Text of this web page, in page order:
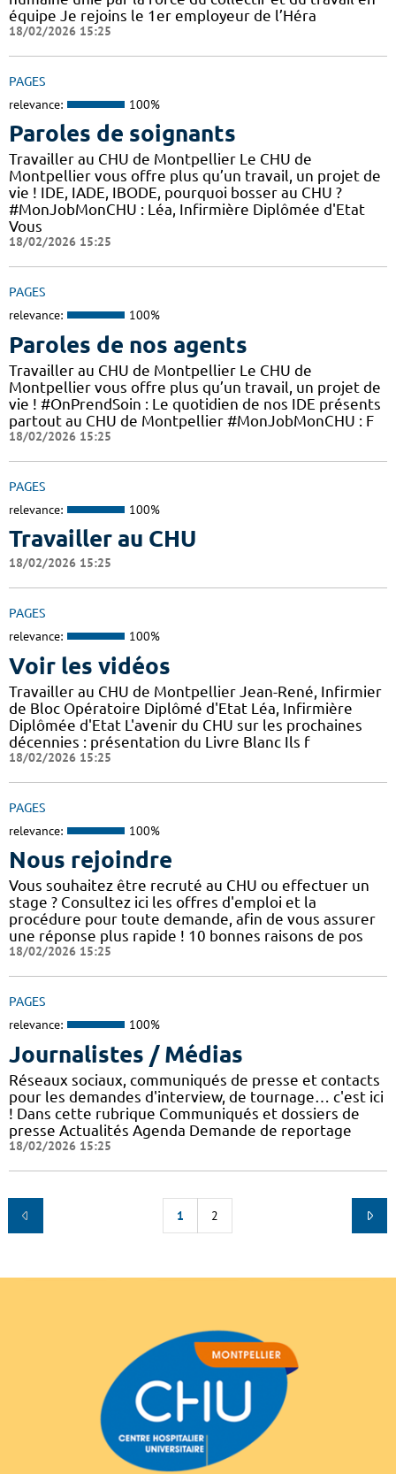
équipe Je rejoins le 1er employeur de l’Héra
18/02/2026 15:25
PAGES
relevance: 100%
Paroles de soignants
Travailler au CHU de Montpellier Le CHU de
Montpellier vous offre plus qu’un travail, un projet de
vie ! IDE, IADE, IBODE, pourquoi bosser au CHU ?
#MonJobMonCHU : Léa, Infirmière Diplômée d'Etat
Vous
18/02/2026 15:25
PAGES
relevance: 100%
Paroles de nos agents
Travailler au CHU de Montpellier Le CHU de
Montpellier vous offre plus qu’un travail, un projet de
vie ! #OnPrendSoin : Le quotidien de nos IDE présents
partout au CHU de Montpellier #MonJobMonCHU : F
18/02/2026 15:25
PAGES
relevance: 100%
Travailler au CHU
18/02/2026 15:25
PAGES
relevance: 100%
Voir les vidéos
Travailler au CHU de Montpellier Jean-René, Infirmier
de Bloc Opératoire Diplômé d'Etat Léa, Infirmière
Diplômée d'Etat L'avenir du CHU sur les prochaines
décennies : présentation du Livre Blanc Ils f
18/02/2026 15:25
PAGES
relevance: 100%
Nous rejoindre
Vous souhaitez être recruté au CHU ou effectuer un
stage ? Consultez ici les offres d'emploi et la
procédure pour toute demande, afin de vous assurer
une réponse plus rapide ! 10 bonnes raisons de pos
18/02/2026 15:25
PAGES
relevance: 100%
Journalistes / Médias
Réseaux sociaux, communiqués de presse et contacts
pour les demandes d'interview, de tournage… c'est ici
! Dans cette rubrique Communiqués et dossiers de
presse Actualités Agenda Demande de reportage
18/02/2026 15:25
1 2